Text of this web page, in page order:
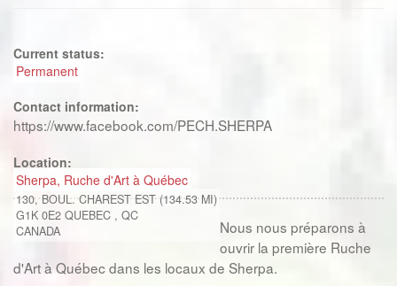
Current status:
Permanent
Contact information:
https://www.facebook.com/PECH.SHERPA
Location:
Sherpa, Ruche d'Art à Québec
130, BOUL. CHAREST EST (134.53 MI)
G1K 0E2 QUEBEC , QC
CANADA
Nous nous préparons à
ouvrir la première Ruche
d'Art à Québec dans les locaux de Sherpa.